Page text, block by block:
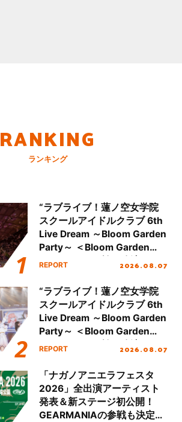
RANKING
ランキング
“ラブライブ！蓮ノ空女学院
スクールアイドルクラブ 6th
Live Dream ～Bloom Garden
Party～ ＜Bloom Garden
Party Stage／埼玉公演＞”
REPORT 2026.08.07
“ラブライブ！蓮ノ空女学院
スクールアイドルクラブ 6th
Live Dream ～Bloom Garden
Party～ ＜Bloom Garden
Party Stage／埼玉公演＞”
REPORT 2026.08.07
「ナガノアニエラフェスタ
2026」全出演アーティスト
発表＆新ステージ初公開！
GEARMANIAの参戦も決定